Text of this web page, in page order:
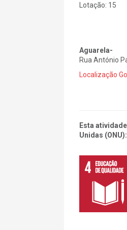
Lotação: 15
Aguarela-
Rua António
Localização
Esta
Unidas (ONU):